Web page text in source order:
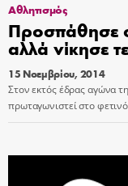
Αθλητισμός
Προσπάθησε
αλλά νίκησε
15 Νοεμβρίου, 2014
Στον εκτός έδρας αγώνα
πρωταγωνιστεί στο